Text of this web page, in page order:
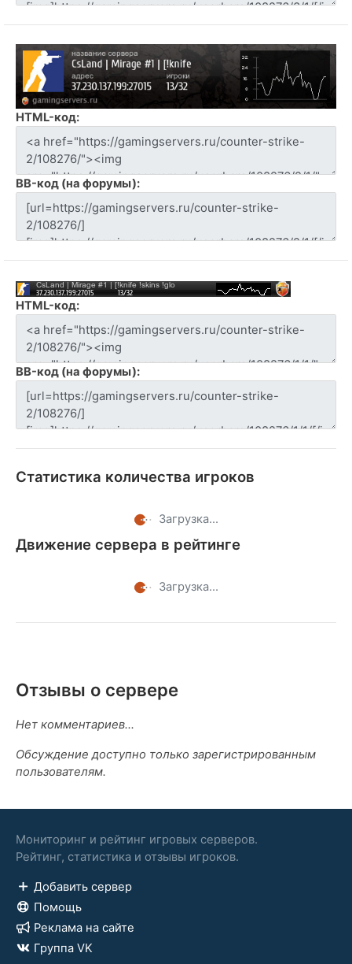
HTML-код:
BB-код (на форумы):
HTML-код:
BB-код (на форумы):
Статистика количества игроков
Загрузка...
Движение сервера в рейтинге
Загрузка...
Отзывы о сервере
Нет комментариев...
Обсуждение доступно только зарегистрированным
пользователям.
Мониторинг и рейтинг игровых серверов.
Рейтинг, статистика и отзывы игроков.
Добавить сервер
Помощь
Реклама на сайте
Группа VK